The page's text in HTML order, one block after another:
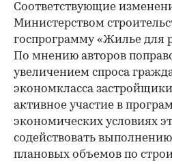
Соответствующие
Министерством
госпрограмму «Жилье для
По мнению авторов
увеличением спроса
экономкласса
активное участие в
экономических условиях
содействовать
плановых объемов по